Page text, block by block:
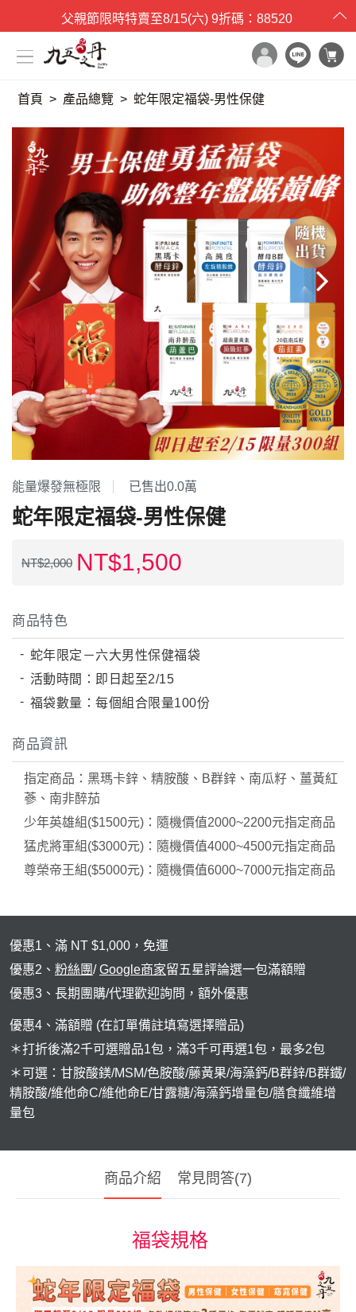
父親節限時特賣至8/15(六) 9折碼：88520
x
所有產品
世界品質評鑑
品牌原料
產品檢驗
最新消息
保健專欄
媒體報導
名人推薦
九五闆闆
關於我們
💪 男性六大保健
至尊・黑瑪卡+酵母鋅 (熱銷NO1.)
英雄．20倍南瓜籽+茄紅素 (熱銷第NO3.)
戰神．超級薑黃素+頂級紅蔘
猛虎．酵母B群+酵母鋅
🏅 世界品質評鑑-特金獎
金榜．85% rTG高純度純淨魚油
赤兔．海藻鈣鎂D3K2
猛虎．酵母B群+酵母鋅
紅潤．酵母B群+微膠囊鐵
傾城．德國水解膠原蛋白
🥇 世界品質評鑑-金獎
至尊・黑瑪卡+酵母鋅 (熱銷NO1.)
飛龍．高純度左旋精胺酸 (熱銷第NO2.)
戰神．超級薑黃素+頂級紅蔘
貴妃．蔓越莓益生菌+甘露糖+維他命C
周公．夜酵素+GABA
欣喜．L–色胺酸
御寧．甘胺酸鎂
皇穩．苦瓜胜肽+酵母鉻
首頁 產品總覽 蛇年限定福袋-男性保健
 
能量爆發無極限 已售出0.0萬
蛇年限定福袋-男性保健
NT$2,000 NT$1,500
商品特色
蛇年限定－六大男性保健福袋
活動時間：即日起至2/15
福袋數量：每個組合限量100份
商品資訊
指定商品：黑瑪卡鋅、精胺酸、B群鋅、南瓜籽、薑黃紅
蔘、南非醉茄
少年英雄組($1500元)：隨機價值2000~2200元指定商品
猛虎將軍組($3000元)：隨機價值4000~4500元指定商品
尊榮帝王組($5000元)：隨機價值6000~7000元指定商品
優惠1、滿 NT $1,000，免運
優惠2、 粉絲團/Google商家留五星評論選一包滿額贈
優惠3、長期團購/代理歡迎詢問，額外優惠
優惠4、滿額贈 (在訂單備註填寫選擇贈品)
＊打折後滿2千可選贈品1包，滿3千可再選1包，最多2包
＊可選：甘胺酸鎂/MSM/色胺酸/藤黃果/海藻鈣/B群鋅/B群鐵/
精胺酸/維他命C/維他命E/甘露糖/海藻鈣增量包/膳食纖維增
量包
商品介紹 常見問答(7)
福袋規格